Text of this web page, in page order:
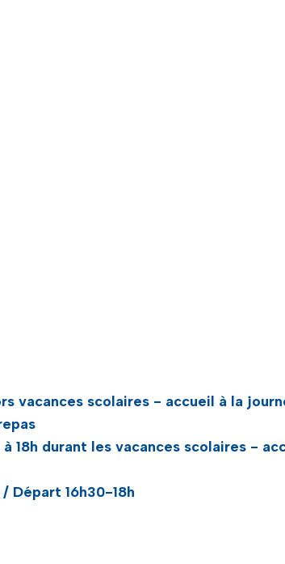
vacances scolaires - accueil à la
18h durant les vacances scolaires -
Départ 16h30-18h